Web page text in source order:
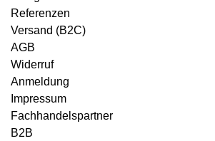
Referenzen
Versand (B2C)
AGB
Widerruf
Anmeldung
Impressum
Fachhandelspartner
B2B